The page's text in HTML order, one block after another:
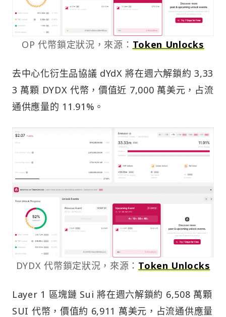
OP 代幣鎖定狀況，來源： Token Unlocks
去中心化衍生品協議 dYdX 將在週六解鎖約 3,33
3 萬顆 DYDX 代幣，價值近 7,000 萬美元，占流
通供應量的 11.91%。
DYDX 代幣鎖定狀況，來源：Token Unlocks
Layer 1 區塊鏈 Sui 將在週六解鎖約 6,508 萬顆
SUI 代幣，價值約 6,911 萬美元，占流通供應量